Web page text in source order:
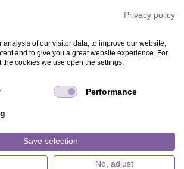
Privacy policy
analysis of our visitor data, to improve our website,
and to give you a great website experience. For
cookies we use open the settings.
Performance
Save selection
No, adjust